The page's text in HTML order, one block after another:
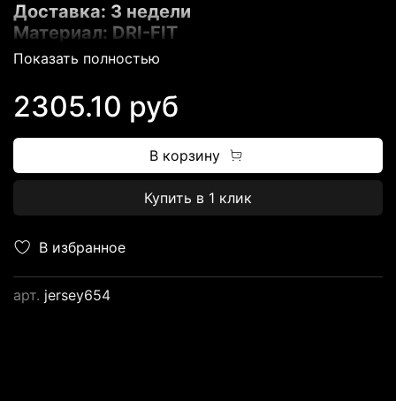
В избранное
арт. jersey654
Доставка: 3 недели
Материал: DRI-FIT
Нашивка надписей и логотипов
Показать полностью
2305.10 руб
В корзину
Купить в 1 клик